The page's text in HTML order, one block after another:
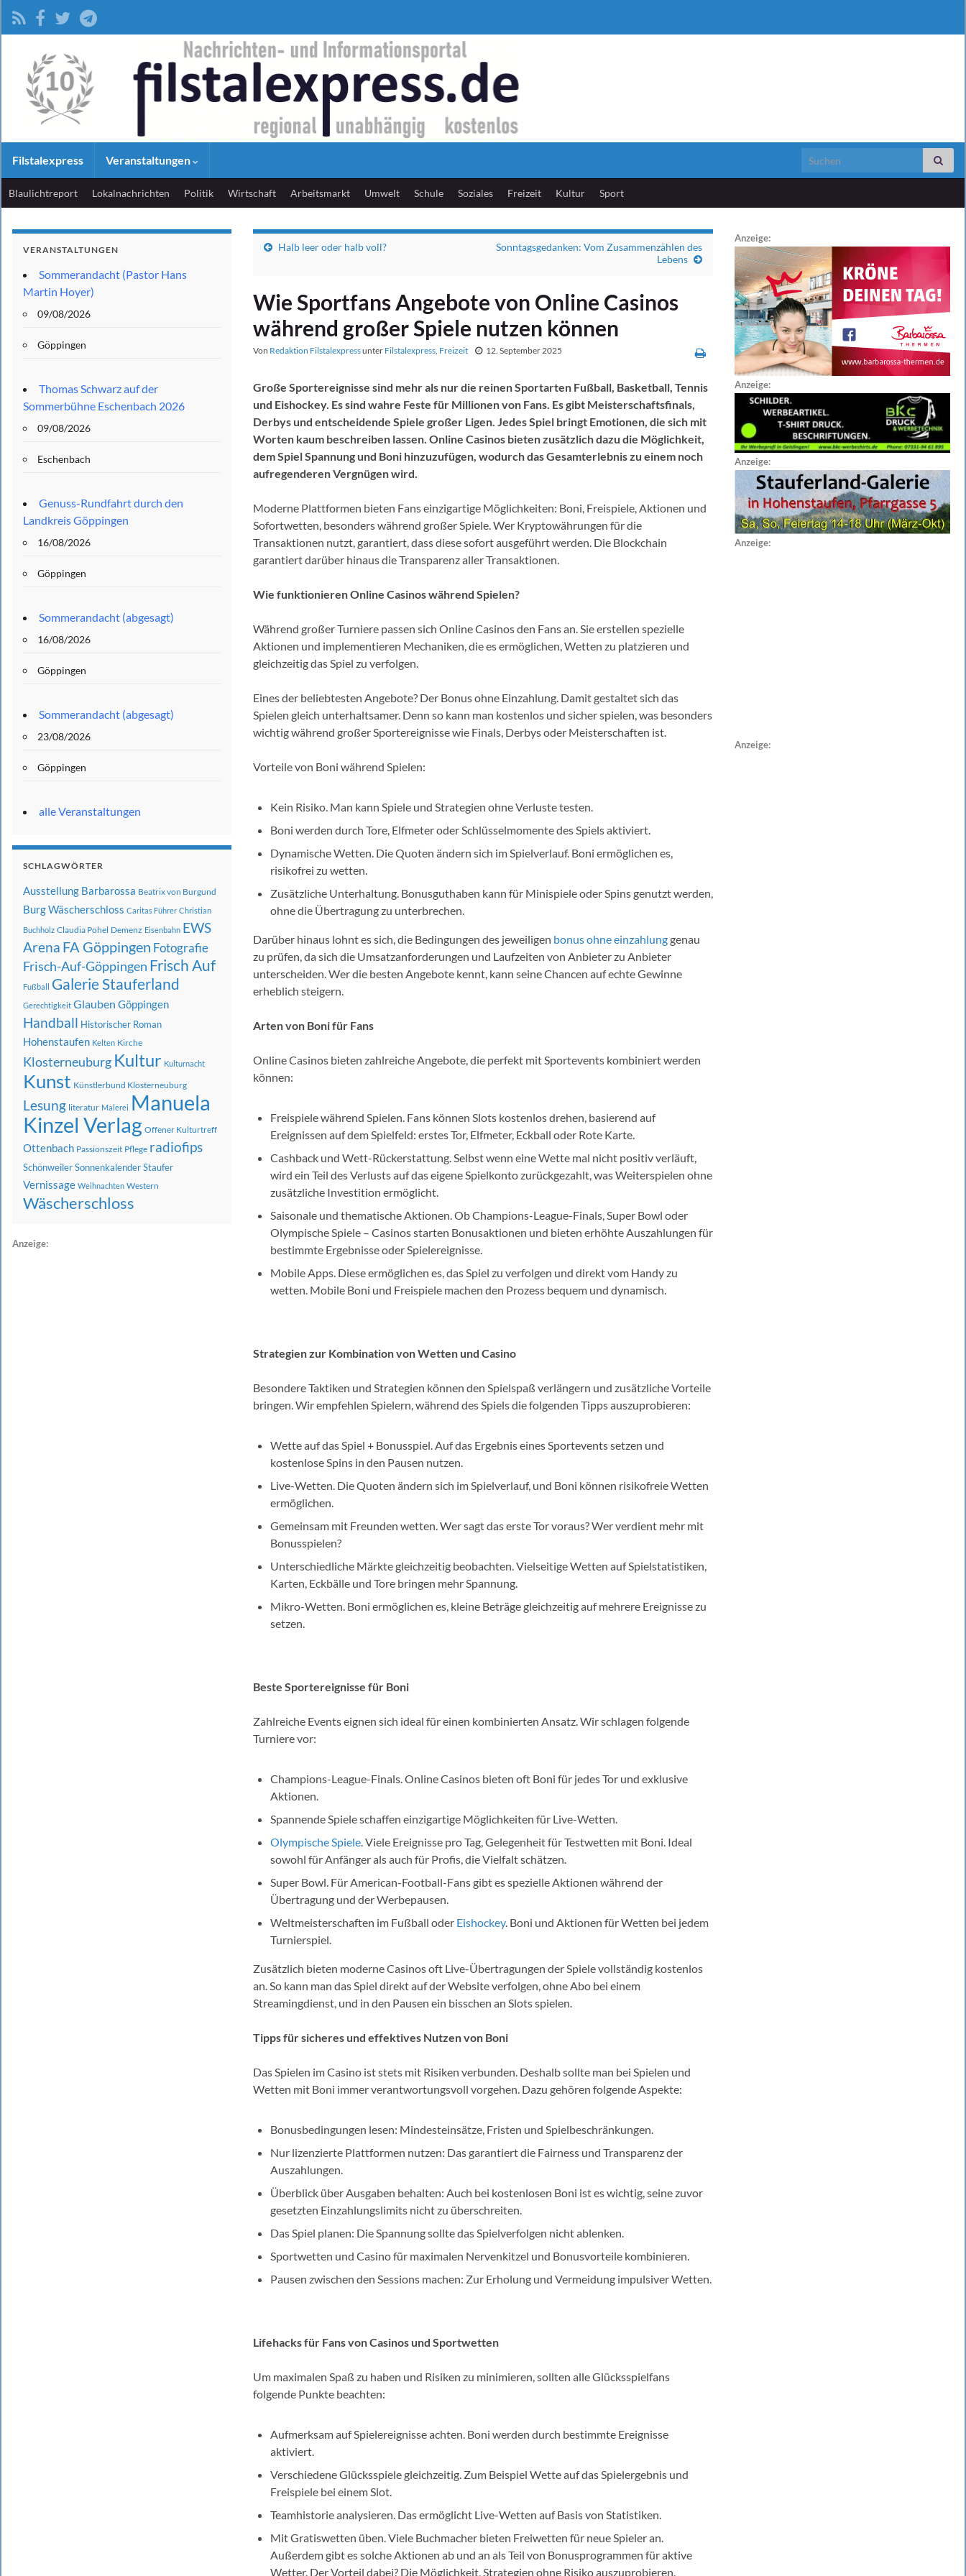
Filstalexpress Veranstaltungen Search for:
Blaulichtreport Lokalnachrichten Politik Wirtschaft Arbeitsmarkt Umwelt Schule Soziales Freizeit Kultur Sport
Halb leer oder halb voll?
Sonntagsgedanken: Vom Zusammenzählen des
Lebens
Wie Sportfans Angebote von Online Casinos
während großer Spiele nutzen können
Von Redaktion Filstalexpressunter Filstalexpress, Freizeit 12. September 2025
Große Sportereignisse sind mehr als nur die reinen Sportarten Fußball, Basketball, Tennis
und Eishockey. Es sind wahre Feste für Millionen von Fans. Es gibt Meisterschaftsfinals,
Derbys und entscheidende Spiele großer Ligen. Jedes Spiel bringt Emotionen, die sich mit
Worten kaum beschreiben lassen. Online Casinos bieten zusätzlich dazu die Möglichkeit,
dem Spiel Spannung und Boni hinzuzufügen, wodurch das Gesamterlebnis zu einem noch
aufregenderen Vergnügen wird.
Moderne Plattformen bieten Fans einzigartige Möglichkeiten: Boni, Freispiele, Aktionen und
Sofortwetten, besonders während großer Spiele. Wer Kryptowährungen für die
Transaktionen nutzt, garantiert, dass diese sofort ausgeführt werden. Die Blockchain
garantiert darüber hinaus die Transparenz aller Transaktionen.
Wie funktionieren Online Casinos während Spielen?
Während großer Turniere passen sich Online Casinos den Fans an. Sie erstellen spezielle
Aktionen und implementieren Mechaniken, die es ermöglichen, Wetten zu platzieren und
gleichzeitig das Spiel zu verfolgen.
Eines der beliebtesten Angebote? Der Bonus ohne Einzahlung. Damit gestaltet sich das
Spielen gleich unterhaltsamer. Denn so kann man kostenlos und sicher spielen, was besonders
wichtig während großer Sportereignisse wie Finals, Derbys oder Meisterschaften ist.
Vorteile von Boni während Spielen:
Kein Risiko. Man kann Spiele und Strategien ohne Verluste testen.
Boni werden durch Tore, Elfmeter oder Schlüsselmomente des Spiels aktiviert.
Dynamische Wetten. Die Quoten ändern sich im Spielverlauf. Boni ermöglichen es,
risikofrei zu wetten.
Zusätzliche Unterhaltung. Bonusguthaben kann für Minispiele oder Spins genutzt werden,
ohne die Übertragung zu unterbrechen.
Darüber hinaus lohnt es sich, die Bedingungen des jeweiligen bonus ohne einzahlunggenau
zu prüfen, da sich die Umsatzanforderungen und Laufzeiten von Anbieter zu Anbieter
unterscheiden. Wer die besten Angebote kennt, kann seine Chancen auf echte Gewinne
erheblich steigern.
Arten von Boni für Fans
Online Casinos bieten zahlreiche Angebote, die perfekt mit Sportevents kombiniert werden
können:
Freispiele während Spielen. Fans können Slots kostenlos drehen, basierend auf
Ereignissen auf dem Spielfeld: erstes Tor, Elfmeter, Eckball oder Rote Karte.
Cashback und Wett-Rückerstattung. Selbst wenn eine Wette mal nicht positiv verläuft,
wird ein Teil des Verlusts auf das eigene Spielkonto zurückgezahlt, was Weiterspielen ohne
zusätzliche Investition ermöglicht.
Saisonale und thematische Aktionen. Ob Champions-League-Finals, Super Bowl oder
Olympische Spiele – Casinos starten Bonusaktionen und bieten erhöhte Auszahlungen für
bestimmte Ergebnisse oder Spielereignisse.
Mobile Apps. Diese ermöglichen es, das Spiel zu verfolgen und direkt vom Handy zu
wetten. Mobile Boni und Freispiele machen den Prozess bequem und dynamisch.
Strategien zur Kombination von Wetten und Casino
Besondere Taktiken und Strategien können den Spielspaß verlängern und zusätzliche Vorteile
bringen. Wir empfehlen Spielern, während des Spiels die folgenden Tipps auszuprobieren:
Wette auf das Spiel + Bonusspiel. Auf das Ergebnis eines Sportevents setzen und
kostenlose Spins in den Pausen nutzen.
Live-Wetten. Die Quoten ändern sich im Spielverlauf, und Boni können risikofreie Wetten
ermöglichen.
Gemeinsam mit Freunden wetten. Wer sagt das erste Tor voraus? Wer verdient mehr mit
Bonusspielen?
Unterschiedliche Märkte gleichzeitig beobachten. Vielseitige Wetten auf Spielstatistiken,
Karten, Eckbälle und Tore bringen mehr Spannung.
Mikro-Wetten. Boni ermöglichen es, kleine Beträge gleichzeitig auf mehrere Ereignisse zu
setzen.
Beste Sportereignisse für Boni
Zahlreiche Events eignen sich ideal für einen kombinierten Ansatz. Wir schlagen folgende
Turniere vor:
Champions-League-Finals. Online Casinos bieten oft Boni für jedes Tor und exklusive
Aktionen.
Spannende Spiele schaffen einzigartige Möglichkeiten für Live-Wetten.
Olympische Spiele. Viele Ereignisse pro Tag, Gelegenheit für Testwetten mit Boni. Ideal
sowohl für Anfänger als auch für Profis, die Vielfalt schätzen.
Super Bowl. Für American-Football-Fans gibt es spezielle Aktionen während der
Übertragung und der Werbepausen.
Weltmeisterschaften im Fußball oder Eishockey. Boni und Aktionen für Wetten bei jedem
Turnierspiel.
Zusätzlich bieten moderne Casinos oft Live-Übertragungen der Spiele vollständig kostenlos
an. So kann man das Spiel direkt auf der Website verfolgen, ohne Abo bei einem
Streamingdienst, und in den Pausen ein bisschen an Slots spielen.
Tipps für sicheres und effektives Nutzen von Boni
Das Spielen im Casino ist stets mit Risiken verbunden. Deshalb sollte man bei Spielen und
Wetten mit Boni immer verantwortungsvoll vorgehen. Dazu gehören folgende Aspekte:
Bonusbedingungen lesen: Mindesteinsätze, Fristen und Spielbeschränkungen.
Nur lizenzierte Plattformen nutzen: Das garantiert die Fairness und Transparenz der
Auszahlungen.
Überblick über Ausgaben behalten: Auch bei kostenlosen Boni ist es wichtig, seine zuvor
gesetzten Einzahlungslimits nicht zu überschreiten.
Das Spiel planen: Die Spannung sollte das Spielverfolgen nicht ablenken.
Sportwetten und Casino für maximalen Nervenkitzel und Bonusvorteile kombinieren.
Pausen zwischen den Sessions machen: Zur Erholung und Vermeidung impulsiver Wetten.
Lifehacks für Fans von Casinos und Sportwetten
Um maximalen Spaß zu haben und Risiken zu minimieren, sollten alle Glücksspielfans
folgende Punkte beachten:
Aufmerksam auf Spielereignisse achten. Boni werden durch bestimmte Ereignisse
aktiviert.
Verschiedene Glücksspiele gleichzeitig. Zum Beispiel Wette auf das Spielergebnis und
Freispiele bei einem Slot.
Teamhistorie analysieren. Das ermöglicht Live-Wetten auf Basis von Statistiken.
Mit Gratiswetten üben. Viele Buchmacher bieten Freiwetten für neue Spieler an.
Außerdem gibt es solche Aktionen ab und an als Teil von Bonusprogrammen für aktive
Wetter. Der Vorteil dabei? Die Möglichkeit, Strategien ohne Risiko auszuprobieren.
VERANSTALTUNGEN
Sommerandacht (Pastor Hans
Martin Hoyer)
09/08/2026
Göppingen
Thomas Schwarz auf der
Sommerbühne Eschenbach 2026
09/08/2026
Eschenbach
Genuss-Rundfahrt durch den
Landkreis Göppingen
16/08/2026
Göppingen
Sommerandacht (abgesagt)
16/08/2026
Göppingen
Sommerandacht (abgesagt)
23/08/2026
Göppingen
alle Veranstaltungen
SCHLAGWÖRTER
Ausstellung Barbarossa Beatrix von Burgund
Burg Wäscherschloss Caritas Führer Christian
Buchholz Claudia Pohel Demenz Eisenbahn EWS
Arena FA Göppingen Fotografie
Frisch-Auf-Göppingen Frisch Auf
Fußball Galerie Stauferland
Gerechtigkeit Glauben Göppingen
Handball Historischer Roman
Hohenstaufen Kelten Kirche
Klosterneuburg Kultur Kulturnacht
Kunst Künstlerbund Klosterneuburg
Lesung literatur Malerei Manuela
Kinzel Verlag Offener Kulturtreff
Ottenbach Passionszeit Pflege radiofips
SchönweilerSonnenkalenderStaufer
Vernissage Weihnachten Western
Wäscherschloss
Anzeige:
Anzeige:
Anzeige:
Anzeige:
Anzeige:
Anzeige: